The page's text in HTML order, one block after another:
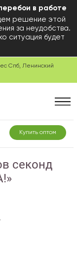
в работе
решение этой
за неудобства.
ситуация будет
Спб, Ленинский
Купить оптом
секонд